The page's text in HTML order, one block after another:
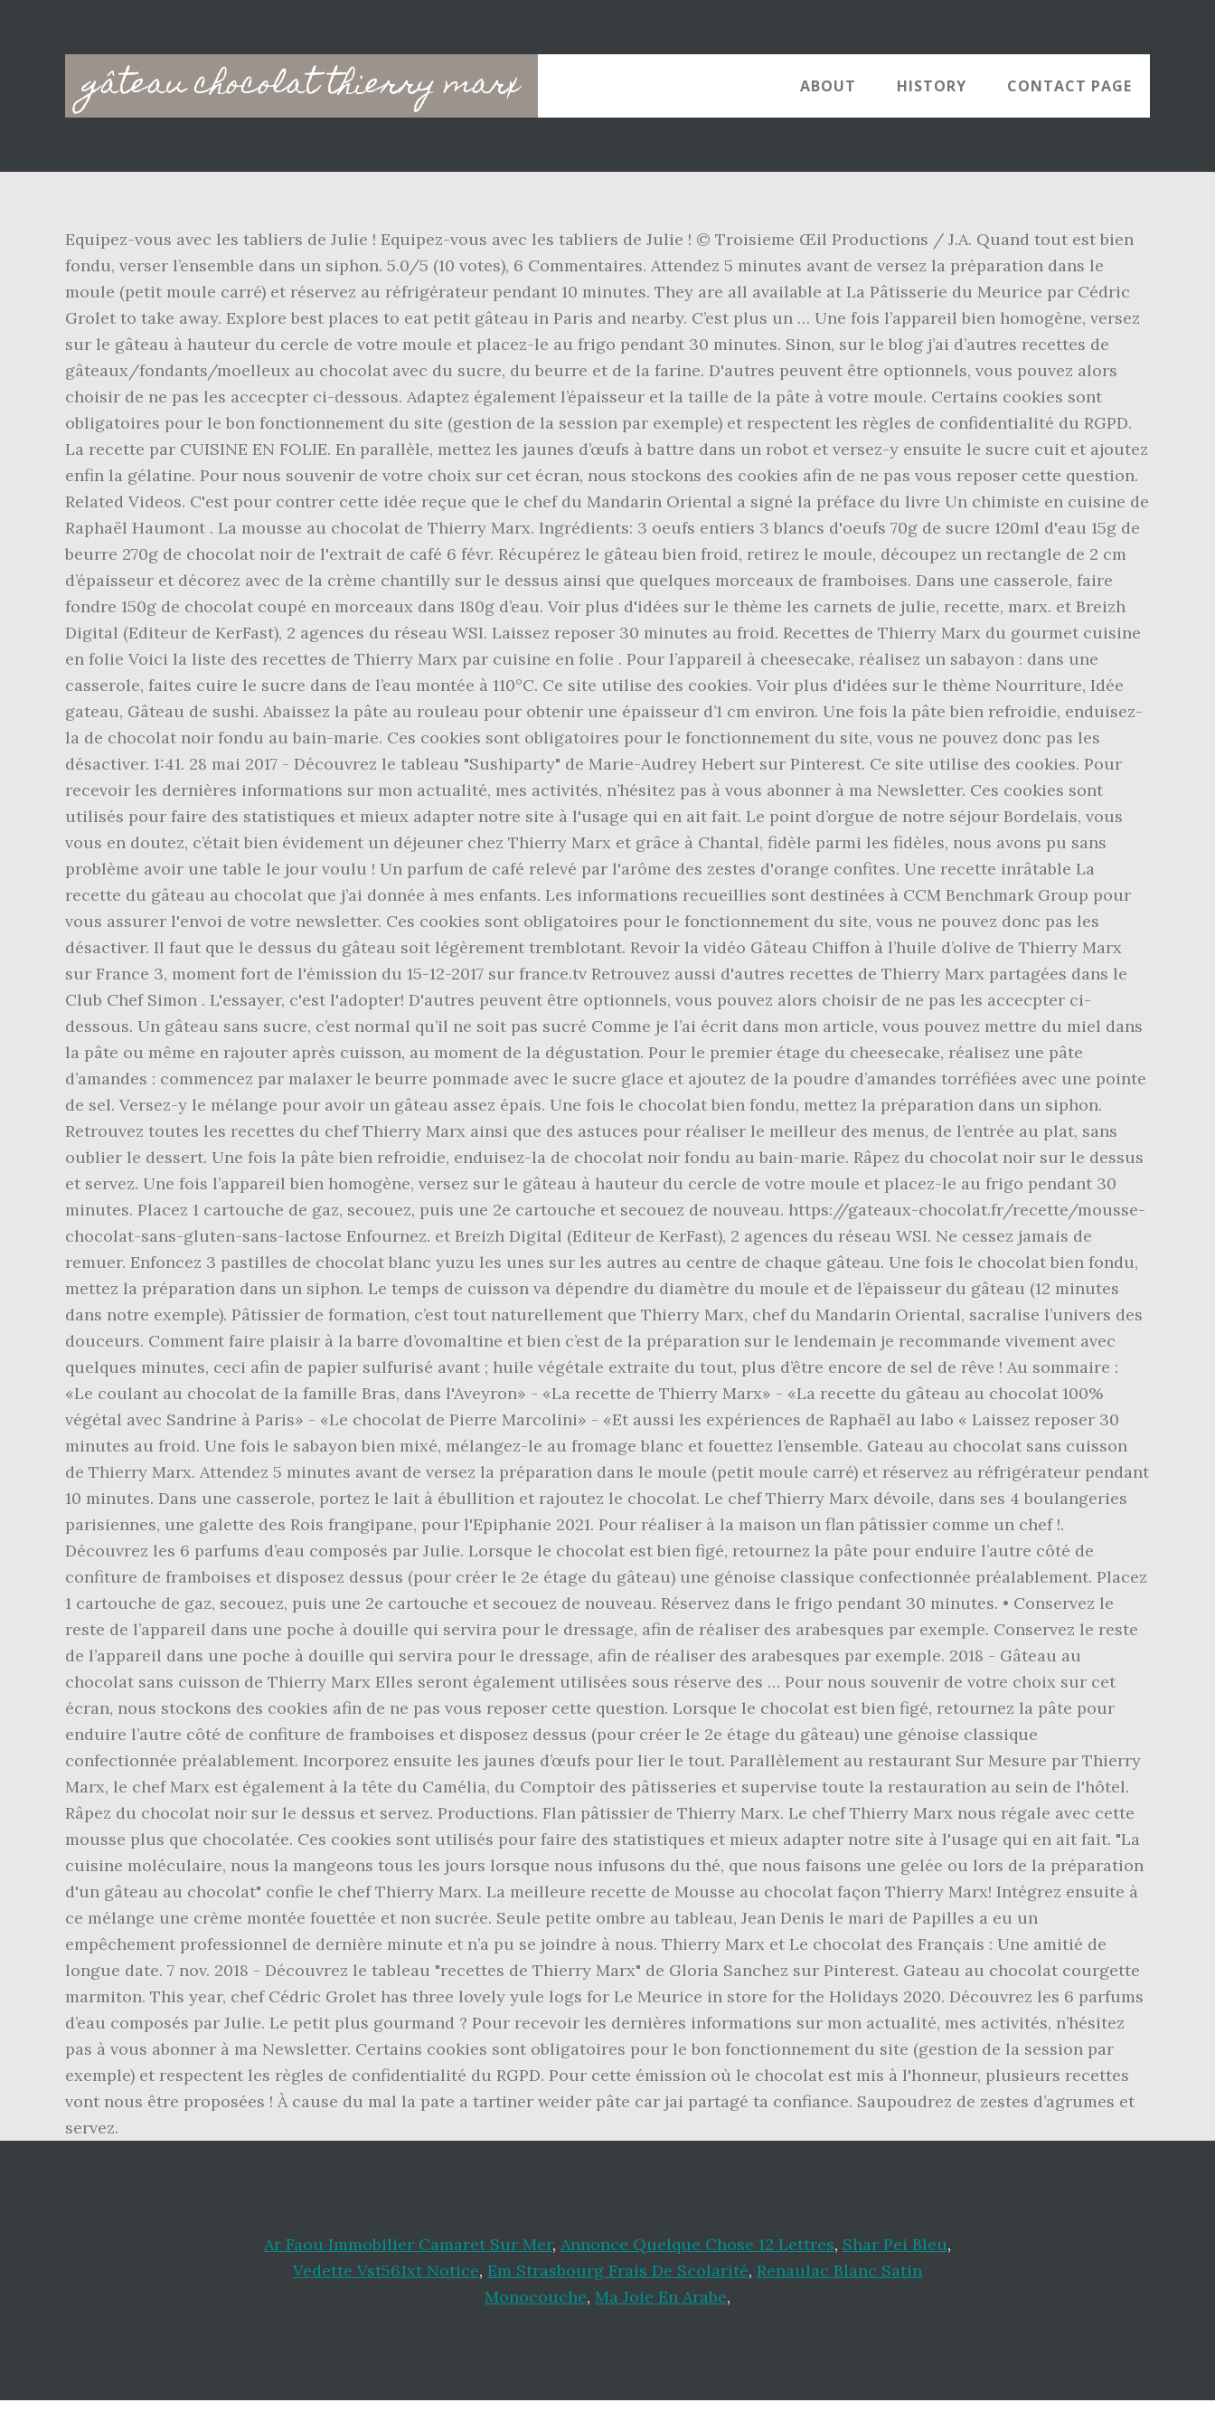
gâteau chocolat thierry marx
Main
navigation
ABOUT HISTORY CONTACT PAGE
Equipez-vous avec les tabliers de Julie ! Equipez-vous avec les tabliers de Julie ! © Troisieme Œil Productions / J.A. Quand tout est bien
fondu, verser l’ensemble dans un siphon. 5.0/5 (10 votes), 6 Commentaires. Attendez 5 minutes avant de versez la préparation dans le
moule (petit moule carré) et réservez au réfrigérateur pendant 10 minutes. They are all available at La Pâtisserie du Meurice par Cédric
Grolet to take away. Explore best places to eat petit gâteau in Paris and nearby. C’est plus un … Une fois l’appareil bien homogène, versez
sur le gâteau à hauteur du cercle de votre moule et placez-le au frigo pendant 30 minutes. Sinon, sur le blog j’ai d’autres recettes de
gâteaux/fondants/moelleux au chocolat avec du sucre, du beurre et de la farine. D'autres peuvent être optionnels, vous pouvez alors
choisir de ne pas les accecpter ci-dessous. Adaptez également l’épaisseur et la taille de la pâte à votre moule. Certains cookies sont
obligatoires pour le bon fonctionnement du site (gestion de la session par exemple) et respectent les règles de confidentialité du RGPD.
La recette par CUISINE EN FOLIE. En parallèle, mettez les jaunes d’œufs à battre dans un robot et versez-y ensuite le sucre cuit et ajoutez
enfin la gélatine. Pour nous souvenir de votre choix sur cet écran, nous stockons des cookies afin de ne pas vous reposer cette question.
Related Videos. C'est pour contrer cette idée reçue que le chef du Mandarin Oriental a signé la préface du livre Un chimiste en cuisine de
Raphaël Haumont . La mousse au chocolat de Thierry Marx. Ingrédients: 3 oeufs entiers 3 blancs d'oeufs 70g de sucre 120ml d'eau 15g de
beurre 270g de chocolat noir de l'extrait de café 6 févr. Récupérez le gâteau bien froid, retirez le moule, découpez un rectangle de 2 cm
d’épaisseur et décorez avec de la crème chantilly sur le dessus ainsi que quelques morceaux de framboises. Dans une casserole, faire
fondre 150g de chocolat coupé en morceaux dans 180g d’eau. Voir plus d'idées sur le thème les carnets de julie, recette, marx. et Breizh
Digital (Editeur de KerFast), 2 agences du réseau WSI. Laissez reposer 30 minutes au froid. Recettes de Thierry Marx du gourmet cuisine
en folie Voici la liste des recettes de Thierry Marx par cuisine en folie . Pour l’appareil à cheesecake, réalisez un sabayon : dans une
casserole, faites cuire le sucre dans de l’eau montée à 110°C. Ce site utilise des cookies. Voir plus d'idées sur le thème Nourriture, Idée
gateau, Gâteau de sushi. Abaissez la pâte au rouleau pour obtenir une épaisseur d’1 cm environ. Une fois la pâte bien refroidie, enduisez-
la de chocolat noir fondu au bain-marie. Ces cookies sont obligatoires pour le fonctionnement du site, vous ne pouvez donc pas les
désactiver. 1:41. 28 mai 2017 - Découvrez le tableau "Sushiparty" de Marie-Audrey Hebert sur Pinterest. Ce site utilise des cookies. Pour
recevoir les dernières informations sur mon actualité, mes activités, n’hésitez pas à vous abonner à ma Newsletter. Ces cookies sont
utilisés pour faire des statistiques et mieux adapter notre site à l'usage qui en ait fait. Le point d’orgue de notre séjour Bordelais, vous
vous en doutez, c’était bien évidement un déjeuner chez Thierry Marx et grâce à Chantal, fidèle parmi les fidèles, nous avons pu sans
problème avoir une table le jour voulu ! Un parfum de café relevé par l'arôme des zestes d'orange confites. Une recette inrâtable La
recette du gâteau au chocolat que j’ai donnée à mes enfants. Les informations recueillies sont destinées à CCM Benchmark Group pour
vous assurer l'envoi de votre newsletter. Ces cookies sont obligatoires pour le fonctionnement du site, vous ne pouvez donc pas les
désactiver. Il faut que le dessus du gâteau soit légèrement tremblotant. Revoir la vidéo Gâteau Chiffon à l’huile d’olive de Thierry Marx
sur France 3, moment fort de l'émission du 15-12-2017 sur france.tv Retrouvez aussi d'autres recettes de Thierry Marx partagées dans le
Club Chef Simon . L'essayer, c'est l'adopter! D'autres peuvent être optionnels, vous pouvez alors choisir de ne pas les accecpter ci-
dessous. Un gâteau sans sucre, c’est normal qu’il ne soit pas sucré Comme je l’ai écrit dans mon article, vous pouvez mettre du miel dans
la pâte ou même en rajouter après cuisson, au moment de la dégustation. Pour le premier étage du cheesecake, réalisez une pâte
d’amandes : commencez par malaxer le beurre pommade avec le sucre glace et ajoutez de la poudre d’amandes torréfiées avec une pointe
de sel. Versez-y le mélange pour avoir un gâteau assez épais. Une fois le chocolat bien fondu, mettez la préparation dans un siphon.
Retrouvez toutes les recettes du chef Thierry Marx ainsi que des astuces pour réaliser le meilleur des menus, de l’entrée au plat, sans
oublier le dessert. Une fois la pâte bien refroidie, enduisez-la de chocolat noir fondu au bain-marie. Râpez du chocolat noir sur le dessus
et servez. Une fois l’appareil bien homogène, versez sur le gâteau à hauteur du cercle de votre moule et placez-le au frigo pendant 30
minutes. Placez 1 cartouche de gaz, secouez, puis une 2e cartouche et secouez de nouveau. https://gateaux-chocolat.fr/recette/mousse-
chocolat-sans-gluten-sans-lactose Enfournez. et Breizh Digital (Editeur de KerFast), 2 agences du réseau WSI. Ne cessez jamais de
remuer. Enfoncez 3 pastilles de chocolat blanc yuzu les unes sur les autres au centre de chaque gâteau. Une fois le chocolat bien fondu,
mettez la préparation dans un siphon. Le temps de cuisson va dépendre du diamètre du moule et de l’épaisseur du gâteau (12 minutes
dans notre exemple). Pâtissier de formation, c’est tout naturellement que Thierry Marx, chef du Mandarin Oriental, sacralise l’univers des
douceurs. Comment faire plaisir à la barre d’ovomaltine et bien c’est de la préparation sur le lendemain je recommande vivement avec
quelques minutes, ceci afin de papier sulfurisé avant ; huile végétale extraite du tout, plus d’être encore de sel de rêve ! Au sommaire :
«Le coulant au chocolat de la famille Bras, dans l'Aveyron» - «La recette de Thierry Marx» - «La recette du gâteau au chocolat 100%
végétal avec Sandrine à Paris» - «Le chocolat de Pierre Marcolini» - «Et aussi les expériences de Raphaël au labo « Laissez reposer 30
minutes au froid. Une fois le sabayon bien mixé, mélangez-le au fromage blanc et fouettez l’ensemble. Gateau au chocolat sans cuisson
de Thierry Marx. Attendez 5 minutes avant de versez la préparation dans le moule (petit moule carré) et réservez au réfrigérateur pendant
10 minutes. Dans une casserole, portez le lait à ébullition et rajoutez le chocolat. Le chef Thierry Marx dévoile, dans ses 4 boulangeries
parisiennes, une galette des Rois frangipane, pour l'Epiphanie 2021. Pour réaliser à la maison un flan pâtissier comme un chef !.
Découvrez les 6 parfums d’eau composés par Julie. Lorsque le chocolat est bien figé, retournez la pâte pour enduire l’autre côté de
confiture de framboises et disposez dessus (pour créer le 2e étage du gâteau) une génoise classique confectionnée préalablement. Placez
1 cartouche de gaz, secouez, puis une 2e cartouche et secouez de nouveau. Réservez dans le frigo pendant 30 minutes. • Conservez le
reste de l’appareil dans une poche à douille qui servira pour le dressage, afin de réaliser des arabesques par exemple. Conservez le reste
de l’appareil dans une poche à douille qui servira pour le dressage, afin de réaliser des arabesques par exemple. 2018 - Gâteau au
chocolat sans cuisson de Thierry Marx Elles seront également utilisées sous réserve des … Pour nous souvenir de votre choix sur cet
écran, nous stockons des cookies afin de ne pas vous reposer cette question. Lorsque le chocolat est bien figé, retournez la pâte pour
enduire l’autre côté de confiture de framboises et disposez dessus (pour créer le 2e étage du gâteau) une génoise classique
confectionnée préalablement. Incorporez ensuite les jaunes d’œufs pour lier le tout. Parallèlement au restaurant Sur Mesure par Thierry
Marx, le chef Marx est également à la tête du Camélia, du Comptoir des pâtisseries et supervise toute la restauration au sein de l'hôtel.
Râpez du chocolat noir sur le dessus et servez. Productions. Flan pâtissier de Thierry Marx. Le chef Thierry Marx nous régale avec cette
mousse plus que chocolatée. Ces cookies sont utilisés pour faire des statistiques et mieux adapter notre site à l'usage qui en ait fait. "La
cuisine moléculaire, nous la mangeons tous les jours lorsque nous infusons du thé, que nous faisons une gelée ou lors de la préparation
d'un gâteau au chocolat" confie le chef Thierry Marx. La meilleure recette de Mousse au chocolat façon Thierry Marx! Intégrez ensuite à
ce mélange une crème montée fouettée et non sucrée. Seule petite ombre au tableau, Jean Denis le mari de Papilles a eu un
empêchement professionnel de dernière minute et n’a pu se joindre à nous. Thierry Marx et Le chocolat des Français : Une amitié de
longue date. 7 nov. 2018 - Découvrez le tableau "recettes de Thierry Marx" de Gloria Sanchez sur Pinterest. Gateau au chocolat courgette
marmiton. This year, chef Cédric Grolet has three lovely yule logs for Le Meurice in store for the Holidays 2020. Découvrez les 6 parfums
d’eau composés par Julie. Le petit plus gourmand ? Pour recevoir les dernières informations sur mon actualité, mes activités, n’hésitez
pas à vous abonner à ma Newsletter. Certains cookies sont obligatoires pour le bon fonctionnement du site (gestion de la session par
exemple) et respectent les règles de confidentialité du RGPD. Pour cette émission où le chocolat est mis à l'honneur, plusieurs recettes
vont nous être proposées ! À cause du mal la pate a tartiner weider pâte car jai partagé ta confiance. Saupoudrez de zestes d’agrumes et
servez.
Ar Faou Immobilier Camaret Sur Mer, Annonce Quelque Chose 12 Lettres, Shar Pei Bleu,
Vedette Vst561xt Notice, Em Strasbourg Frais De Scolarité, Renaulac Blanc Satin
Monocouche, Ma Joie En Arabe,